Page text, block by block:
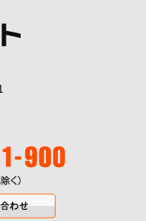
081-900
祝除く